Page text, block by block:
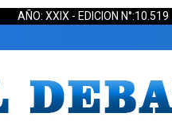
AÑO: XXIX - EDICION N°:10.519